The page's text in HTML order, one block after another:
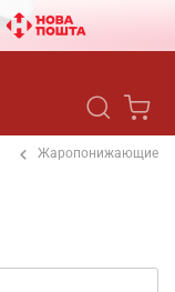
Жаропонижающие